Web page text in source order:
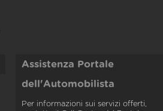
Assistenza Portale
dell'Automobilista
Per informazioni sui servizi offerti,